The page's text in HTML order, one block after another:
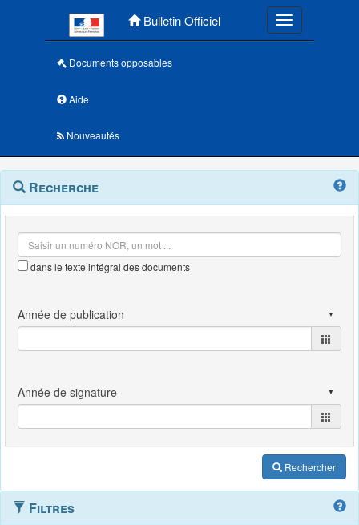
Bulletin Officiel Toggle
Documents opposables
Aide
Nouveautés
Navigation
outils
Menu
contextuel
Recherche
dans le texte intégral des documents
Rechercher
Filtres